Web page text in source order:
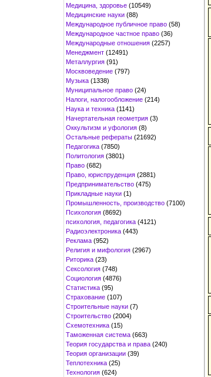
Медицина, здоровье (10549)
Медицинские науки (88)
Международное публичное право (58)
Международное частное право (36)
Международные отношения (2257)
Менеджмент (12491)
Металлургия (91)
Москвоведение (797)
Музыка (1338)
Муниципальное право (24)
Налоги, налогообложение (214)
Наука и техника (1141)
Начертательная геометрия (3)
Оккультизм и уфология (8)
Остальные рефераты (21692)
Педагогика (7850)
Политология (3801)
Право (682)
Право, юриспруденция (2881)
Предпринимательство (475)
Прикладные науки (1)
Промышленность, производство (7100)
Психология (8692)
психология, педагогика (4121)
Радиоэлектроника (443)
Реклама (952)
Религия и мифология (2967)
Риторика (23)
Сексология (748)
Социология (4876)
Статистика (95)
Страхование (107)
Строительные науки (7)
Строительство (2004)
Схемотехника (15)
Таможенная система (663)
Теория государства и права (240)
Теория организации (39)
Теплотехника (25)
Технология (624)